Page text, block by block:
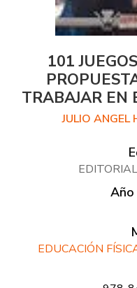
101
TRABAJAR EN
JULIO ANGEL
Año
EDUCACIÓN